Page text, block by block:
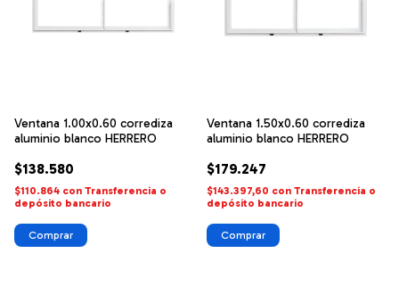
Ventana 1.00x0.60 corrediza
aluminio blanco HERRERO
$138.580
$110.864 con Transferencia o
depósito bancario
Ventana 1.50x0.60 corrediza
aluminio blanco HERRERO
$179.247
$143.397,60 con Transferencia o
depósito bancario